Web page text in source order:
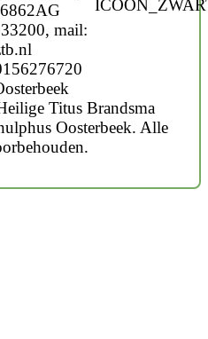
mail:
Titus Brandsma
Oosterbeek. Alle